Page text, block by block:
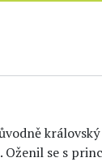
Oženil se s